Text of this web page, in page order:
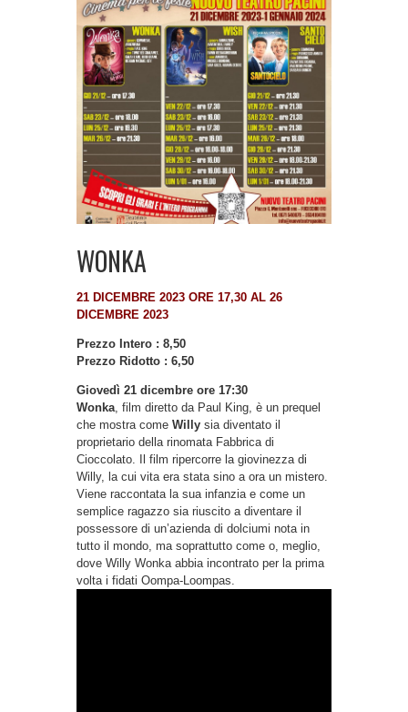
WONKA
21 DICEMBRE 2023 ORE 17,30 AL 26
DICEMBRE 2023
Prezzo Intero : 8,50
Prezzo Ridotto : 6,50
Giovedì 21 dicembre ore 17:30
Wonka , film diretto da Paul King, è un prequel
che mostra come Willy sia diventato il
proprietario della rinomata Fabbrica di
Cioccolato. Il film ripercorre la giovinezza di
Willy, la cui vita era stata sino a ora un mistero.
Viene raccontata la sua infanzia e come un
semplice ragazzo sia riuscito a diventare il
possessore di un’azienda di dolciumi nota in
tutto il mondo, ma soprattutto come o, meglio,
dove Willy Wonka abbia incontrato per la prima
volta i fidati Oompa-Loompas.